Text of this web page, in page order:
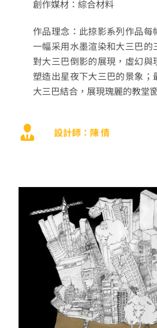
創作媒材：綜合材料
作品理念：此掠影系列作品每
一幅采用水墨渲染和大三巴的
對大三巴倒影的展現，虛幻與
塑造出星夜下大三巴的景象；
大三巴結合，展現瑰麗的教堂
設計師：陳 倩